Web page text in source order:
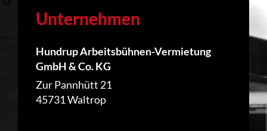
Unternehmen
Hundrup Arbeitsbühnen-Vermietung
GmbH & Co. KG
Zur Pannhütt 21
45731 Waltrop